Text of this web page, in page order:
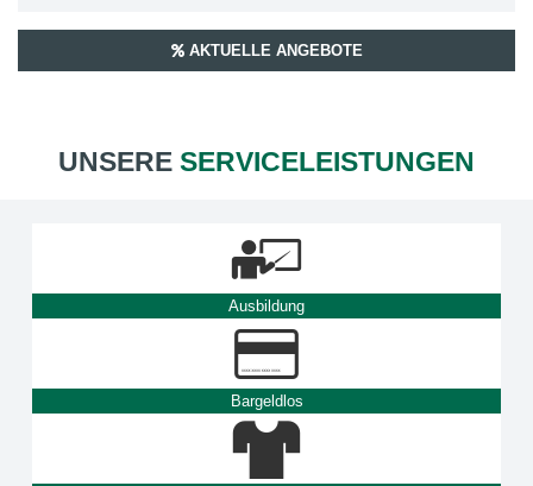
AKTUELLE ANGEBOTE
UNSERE SERVICELEISTUNGEN
Ausbildung
Bargeldlos